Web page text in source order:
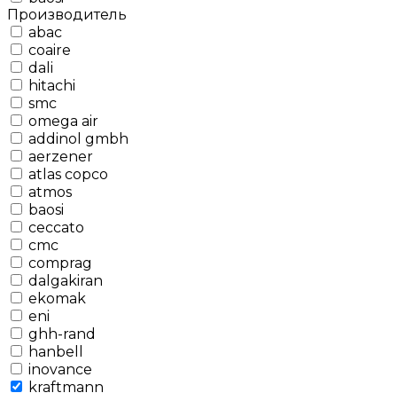
Производитель
abac
coaire
dali
hitachi
smc
omega air
addinol gmbh
aerzener
atlas copco
atmos
baosi
ceccato
cmc
comprag
dalgakiran
ekomak
eni
ghh-rand
hanbell
inovance
kraftmann